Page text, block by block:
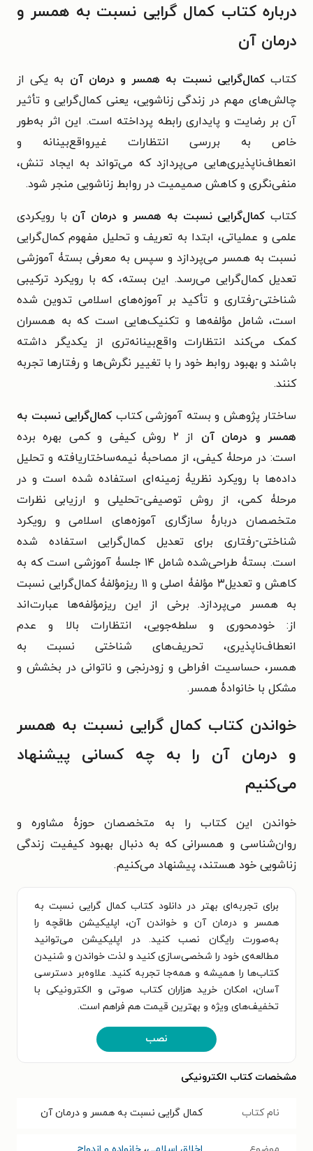
درباره کتاب کمال گرایی نسبت به همسر و
درمان آن
کتابکمال‌گرایی نسبت به همسر و درمان آن به یکی از
چالش‌های مهم در زندگی زناشویی، یعنی کمال‌گرایی و تأثیر
آن بر رضایت و پایداری رابطه پرداخته است. این اثر به‌طور
خاص به بررسی انتظارات غیرواقع‌بینانه و
انعطاف‌ناپذیری‌هایی می‌پردازد که می‌تواند به ایجاد تنش،
منفی‌نگری و کاهش صمیمیت در روابط زناشویی منجر شود.
کتاب کمال‌گرایی نسبت به همسر و درمان آن با رویکردی
علمی و عملیاتی، ابتدا به تعریف و تحلیل مفهوم کمال‌گرایی
نسبت به همسر می‌پردازد و سپس به معرفی بستۀ آموزشی
تعدیل کمال‌گرایی می‌رسد. این بسته، که با رویکرد ترکیبی
شناختی-رفتاری و تأکید بر آموزه‌های اسلامی تدوین شده
است، شامل مؤلفه‌ها و تکنیک‌هایی است که به همسران
کمک می‌کند انتظارات واقع‌بینانه‌تری از یکدیگر داشته
باشند و بهبود روابط خود را با تغییر نگرش‌ها و رفتارها تجربه
کنند.
ساختار پژوهش و بسته آموزشی کتاب کمال‌گرایی نسبت به
همسر و درمان آن
از ۲ روش کیفی و کمی بهره برده
است: در مرحلۀ کیفی، از مصاحبۀ نیمه‌ساختاریافته و تحلیل
داده‌ها با رویکرد نظریۀ زمینه‌ای استفاده شده است و در
مرحلۀ کمی، از روش توصیفی-تحلیلی و ارزیابی نظرات
متخصصان دربارۀ سازگاری آموزه‌های اسلامی و رویکرد
شناختی-رفتاری برای تعدیل کمال‌گرایی استفاده شده
است.
بستۀ طراحی‌شده شامل ۱۴ جلسۀ آموزشی است که به
کاهش و تعدیل۳ مؤلفۀ اصلی و ۱۱ ریزمؤلفۀ کمال‌گرایی نسبت
به همسر می‌پردازد. برخی از این ریزمؤلفه‌ها عبارت‌اند
از:خودمحوری و سلطه‌جویی، انتظارات بالا و عدم
انعطاف‌ناپذیری، تحریف‌های شناختی نسبت به
همسر، حساسیت افراطی و زود‌رنجی و ناتوانی در بخشش و
مشکل با خانوادۀ همسر.
خواندن کتاب کمال گرایی نسبت به همسر
و درمان آن را به چه کسانی پیشنهاد
می‌کنیم
خواندن این کتاب را به متخصصان حوزۀ مشاوره و
روان‌شناسی و همسرانی که به دنبال بهبود کیفیت زندگی
زناشویی خود هستند، پیشنهاد می‌کنیم.
برای تجربه‌ای بهتر در دانلود کتاب کمال گرایی نسبت به
همسر و درمان آن و خواندن آن، اپلیکیشن طاقچه را
به‌صورت رایگان نصب کنید. در اپلیکیشن می‌توانید
مطالعه‌ی خود را شخصی‌سازی کنید و لذت خواندن و شنیدن
کتاب‌ها را همیشه و همه‌جا تجربه کنید. علاوه‌بر دسترسی
آسان، امکان خرید هزاران کتاب صوتی و الکترونیکی با
تخفیف‌های ویژه و بهترین قیمت هم فراهم است.
نصب
مشخصات کتاب الکترونیکی
نام کتاب کمال گرایی نسبت به همسر و درمان آن